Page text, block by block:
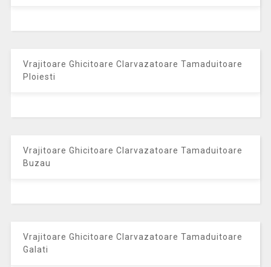
Vrajitoare Ghicitoare Clarvazatoare Tamaduitoare
Ploiesti
Vrajitoare Ghicitoare Clarvazatoare Tamaduitoare
Buzau
Vrajitoare Ghicitoare Clarvazatoare Tamaduitoare
Galati